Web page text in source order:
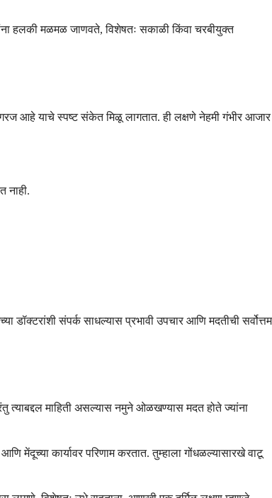
हलकी मळमळ जाणवते, विशेषतः सकाळी किंवा चरबीयुक्त
गरज आहे याचे स्पष्ट संकेत मिळू लागतात. ही लक्षणे नेहमी गंभीर आजार
नाही.
संपर्क साधल्यास प्रभावी उपचार आणि मदतीची सर्वोत्तम
त्याबद्दल माहिती असल्यास नमुने ओळखण्यास मदत होते ज्यांना
मेंदूच्या कार्यावर परिणाम करतात. तुम्हाला गोंधळल्यासारखे वाटू